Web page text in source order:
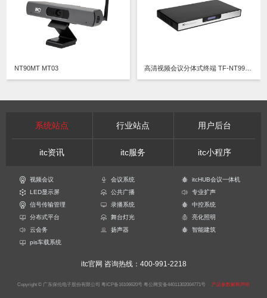
NT90MT MT03
系统站点 行业站点 用户后台
itc资讯 itc服务 itc小程序
视频会议 会议系统
itcHUB会议一体机
LED显示屏
公共广播
专业扩声
信号传输管理
录播系统
中控系统
分布式平台
舞台灯光
亮化照明
云会务
扬声器
智能建筑
pis车载系统
itc官网 咨询热线：400-991-2218
Copyright © 广东保伦电子股份有限公司 粤ICP备16106620号 粤公网安备44011302004771号 产品参数解释声明